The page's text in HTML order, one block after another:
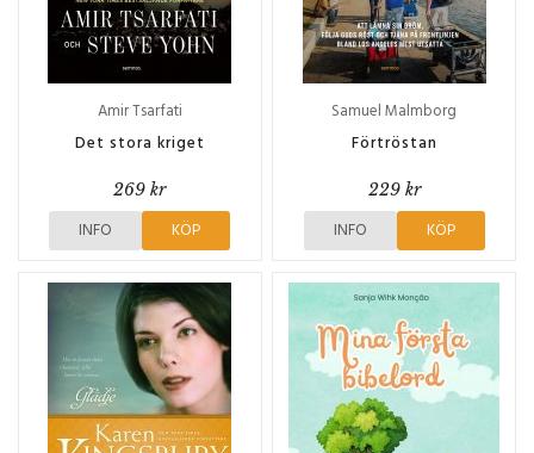
Amir Tsarfati
Det stora kriget
269 kr
INFO KÖP
Samuel Malmborg
Förtröstan
229 kr
INFO KÖP